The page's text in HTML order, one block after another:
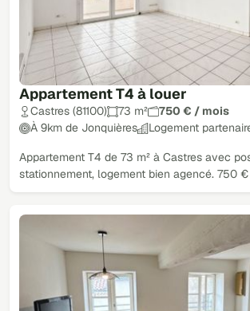
Appartement T4 à louer
Castres (81100) 73 m²
750 € / mois
À 9km de Jonquières
Logement
Appartement T4 de 73 m² à Castres avec
stationnement, logement bien agencé. 750